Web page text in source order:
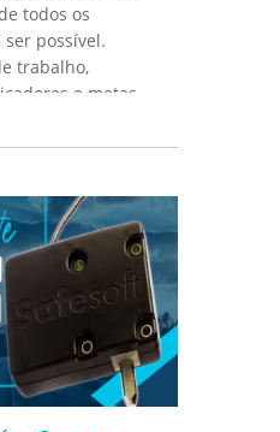
todos os
possível.
trabalho,
e metas.